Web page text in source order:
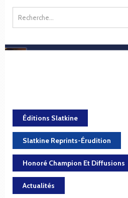
Éditions Slatkine
Slatkine Reprints-Érudition
Honoré Champion Et Diffusions
Actualités